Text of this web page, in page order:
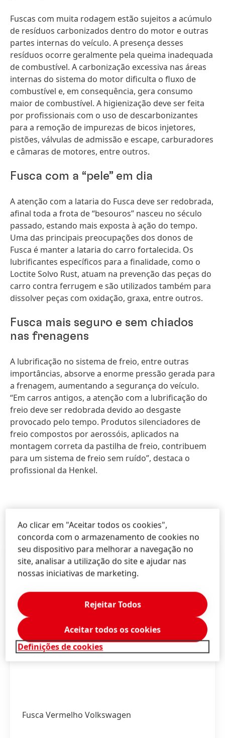
Fuscas com muita rodagem estão sujeitos a acúmulo
de resíduos carbonizados dentro do motor e outras
partes internas do veículo. A presença desses
resíduos ocorre geralmente pela queima inadequada
de combustível. A carbonização excessiva nas áreas
internas do sistema do motor dificulta o fluxo de
combustível e, em consequência, gera consumo
maior de combustível. A higienização deve ser feita
por profissionais com o uso de descarbonizantes
para a remoção de impurezas de bicos injetores,
pistões, válvulas de admissão e escape, carburadores
e câmaras de motores, entre outros.
Fusca com a “pele” em dia
A atenção com a lataria do Fusca deve ser redobrada,
afinal toda a frota de “besouros” nasceu no século
passado, estando mais exposta à ação do tempo.
Uma das principais preocupações dos donos de
Fusca é manter a lataria do carro fortalecida. Os
lubrificantes específicos para a finalidade, como o
Loctite Solvo Rust, atuam na prevenção das peças do
carro contra ferrugem e são utilizados também para
dissolver peças com oxidação, graxa, entre outros.
Fusca mais seguro e sem chiados
nas frenagens
A lubrificação no sistema de freio, entre outras
importâncias, absorve a enorme pressão gerada para
a frenagem, aumentando a segurança do veículo.
“Em carros antigos, a atenção com a lubrificação do
freio deve ser redobrada devido ao desgaste
provocado pelo tempo. Produtos silenciadores de
freio compostos por aerossóis, aplicados na
montagem correta da pastilha de freio, contribuem
para um sistema de freio sem ruído”, destaca o
profissional da Henkel.
Fusca Vermelho Volkswagen
Ao clicar em "Aceitar todos os cookies",
concorda com o armazenamento de cookies no
seu dispositivo para melhorar a navegação no
site, analisar a utilização do site e ajudar nas
nossas iniciativas de marketing.
Definições de cookies
Rejeitar Todos
Aceitar todos os cookies